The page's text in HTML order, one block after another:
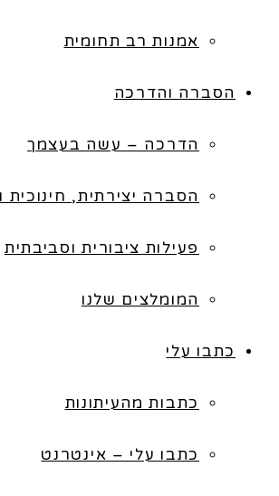
אמנות רב תחומית
הסברה והדרכה
הדרכה – עשה בעצמך
הסברה יצירתית, חינוכית
פעילות ציבורית וסביבתית
המומלצים שלנו
כתבו עלי
כתבות מהעיתונות
כתבו עלי – אינטרנט